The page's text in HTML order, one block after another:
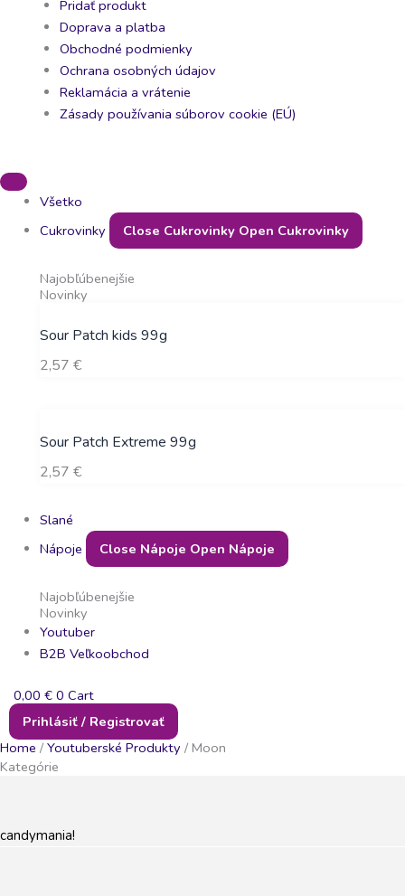
Pridať produkt
Doprava a platba
Obchodné podmienky
Ochrana osobných údajov
Reklamácia a vrátenie
Zásady používania súborov cookie (EÚ)
Všetko
Cukrovinky
Close Cukrovinky Open Cukrovinky
Najobľúbenejšie
Novinky
Sour Patch kids 99g
2,57 €
Sour Patch Extreme 99g
2,57 €
Slané
Nápoje
Close Nápoje Open Nápoje
Najobľúbenejšie
Novinky
Youtuber
B2B Veľkoobchod
0,00 € 0 Cart
Prihlásiť / Registrovať
Home / Youtuberské Produkty / Moon
Kategórie
candymania!